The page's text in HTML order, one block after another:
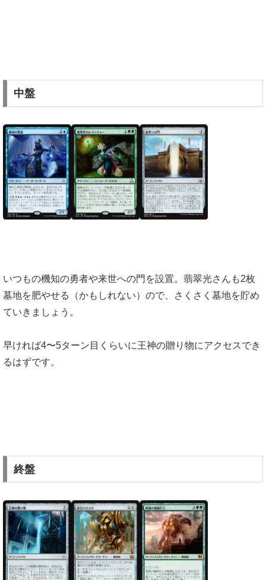
中盤
いつもの機知の勇者や来世への門を設置。翡翠光さんも2枚
墓地を肥やせる（かもしれない）ので、さくさく墓地を貯め
ていきましょう。
早ければ4〜5ターン目くらいに王神の贈り物にアクセスでき
るはずです。
終盤